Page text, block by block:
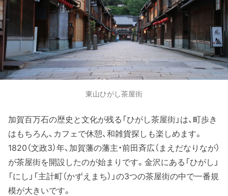
東山ひがし茶屋街
加賀百万石の歴史と文化が残る「ひがし茶屋街」は、町歩き
はもちろん、カフェで休憩、和雑貨探しも楽しめます。
1820（文政3）年、加賀藩の藩主・前田斉広（まえだなりなが）
が茶屋街を開設したのが始まりです。金沢にある「ひがし」
「にし」「主計町（かずえまち）」の3つの茶屋街の中で一番規
模が大きいです。